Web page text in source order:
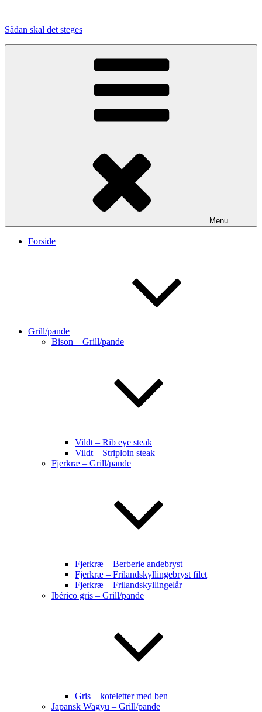
indhold
Sådan skal det steges
Menu
Forside
Grill/pande
Bison – Grill/pande
Vildt – Rib eye steak
Vildt – Striploin steak
Fjerkræ – Grill/pande
Fjerkræ – Berberie andebryst
Fjerkræ – Frilandskyllingebryst filet
Fjerkræ – Frilandskyllingelår
Ibérico gris – Grill/pande
Gris – koteletter med ben
Japansk Wagyu – Grill/pande